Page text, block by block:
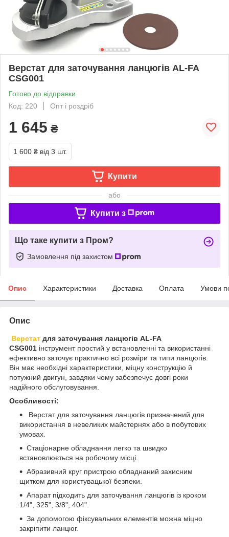
Верстат для заточування ланцюгів AL-FA
CSG001
Готово до відправки
Код: 220
Опт і роздріб
1 645 ₴
1 600 ₴ від 3 шт.
Купити
або
Купити з
Що таке купити з Пром?
Замовлення під захистом
Опис Характеристики Доставка Оплата Умови
Опис
Верстат для заточування ланцюгів AL-FA
CSG001 інструмент простий у встановленні та використанні
ефективно заточує практично всі розміри та типи ланцюгів.
Він має необхідні характеристики, міцну конструкцію й
потужний двигун, завдяки чому забезпечує довгі роки
надійного обслуговування.
Особливості:
Верстат для заточування ланцюгів призначений для
використання в невеликих майстернях або в побутових
умовах.
Стаціонарне обладнання легко та швидко
встановлюється на робочому місці.
Абразивний круг пристрою обладнаний захисним
щитком для користувацької безпеки.
Апарат підходить для заточування ланцюгів із кроком
1/4", 325", 3/8", 404".
За допомогою фіксувальних елементів можна міцно
закріпити ланцюг.